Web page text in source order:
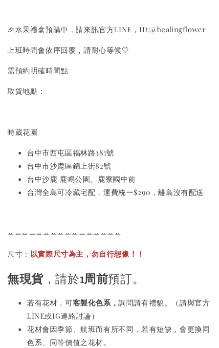
🎉水果禮盒預購中，請來訊官方LINE，ID:@healingflower
上班時間會依序回覆，請耐心等候🤍
需預約明確時間點
取貨地點：
時葳花園
台中市西屯區福林路387號
台中市沙鹿區錦上街82號
台中沙鹿 鹿鳴公園。鹿寮國中前
台灣全島可冷藏宅配，運費統一$290，離島沒有配送
ꕀꕀꕀꕀꕀꕀꕀꕀꕀꕀꕀꕀꕀꕀꕀꕀ
尺寸： 以實際尺寸為主，勿自行想像！！
無現貨，請於1周前預訂。
若有花材，可客製化色系，詢問請有禮貌。（請與官方
LINE或IG連絡討論）
花材會因季節、航班而有所不同，若有短缺，會更換同
色系、同等價值之花材。